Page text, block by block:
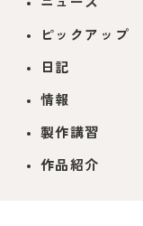
ニュース
ピックアップ
日記
情報
製作講習
作品紹介